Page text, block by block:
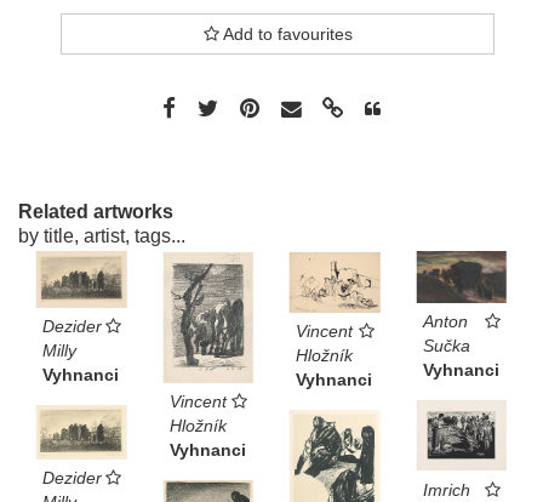
Add to favourites
Related artworks
by title, artist, tags...
Dezider
Milly
Vyhnanci
Vincent
Hložník
Vyhnanci
Vincent
Hložník
Vyhnanci
Anton
Sučka
Vyhnanci
Imrich
Dezider